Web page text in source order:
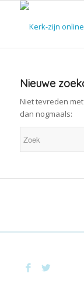
Nieuwe
Niet tevreden
dan nogmaals: